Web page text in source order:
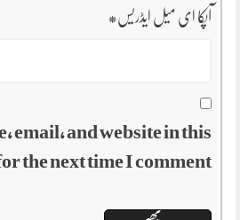
آپکا ای میل ایڈریس*
email, and website in this
the next time I comment.